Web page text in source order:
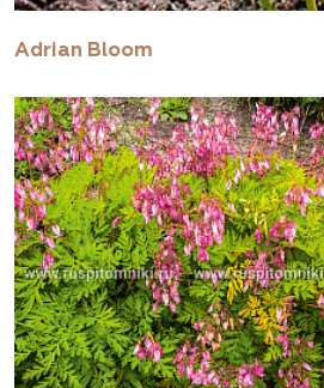
Adrian Bloom